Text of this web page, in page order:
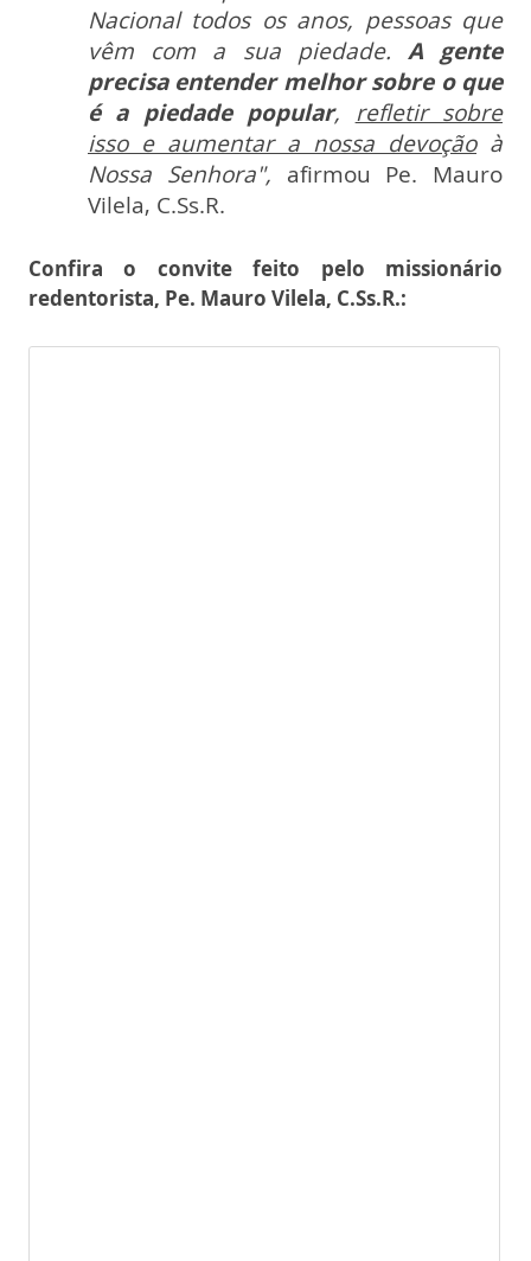
Nacional todos os anos, pessoas que
vêm com a sua piedade. A gente
precisa entender melhor sobre o que
é a piedade popular, refletir sobre
isso e aumentar a nossa devoçãoà
Nossa Senhora", afirmou Pe. Mauro
Vilela, C.Ss.R.
Confira o convite feito pelo missionário
redentorista, Pe. Mauro Vilela, C.Ss.R.: